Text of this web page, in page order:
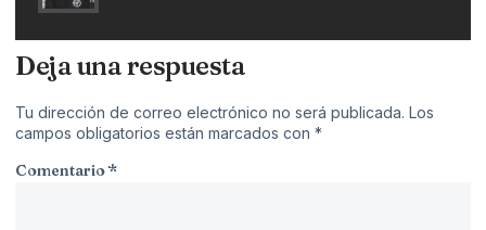
Deja una respuesta
Tu dirección de correo electrónico no será publicada. Los
campos obligatorios están marcados con *
Comentario*